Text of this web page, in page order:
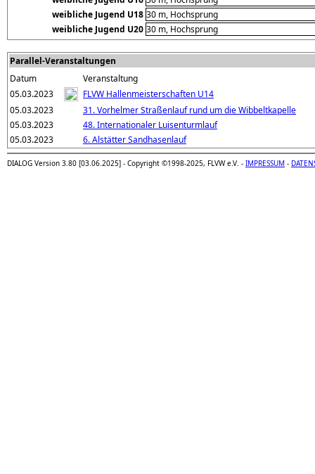
weibliche Jugend U18 30 m, Hochsprung
weibliche Jugend U20 30 m, Hochsprung
Parallel-Veranstaltungen
Datum
Veranstaltung
05.03.2023
FLVW Hallenmeisterschaften U14
05.03.2023
31. Vorhelmer Straßenlauf rund um die Wibbeltkapelle
05.03.2023
48. Internationaler Luisenturmlauf
05.03.2023
6. Alstätter Sandhasenlauf
DIALOG Version 3.80 [03.06.2025] - Copyright ©1998-2025, FLVW e.V. - IMPRESSUM -